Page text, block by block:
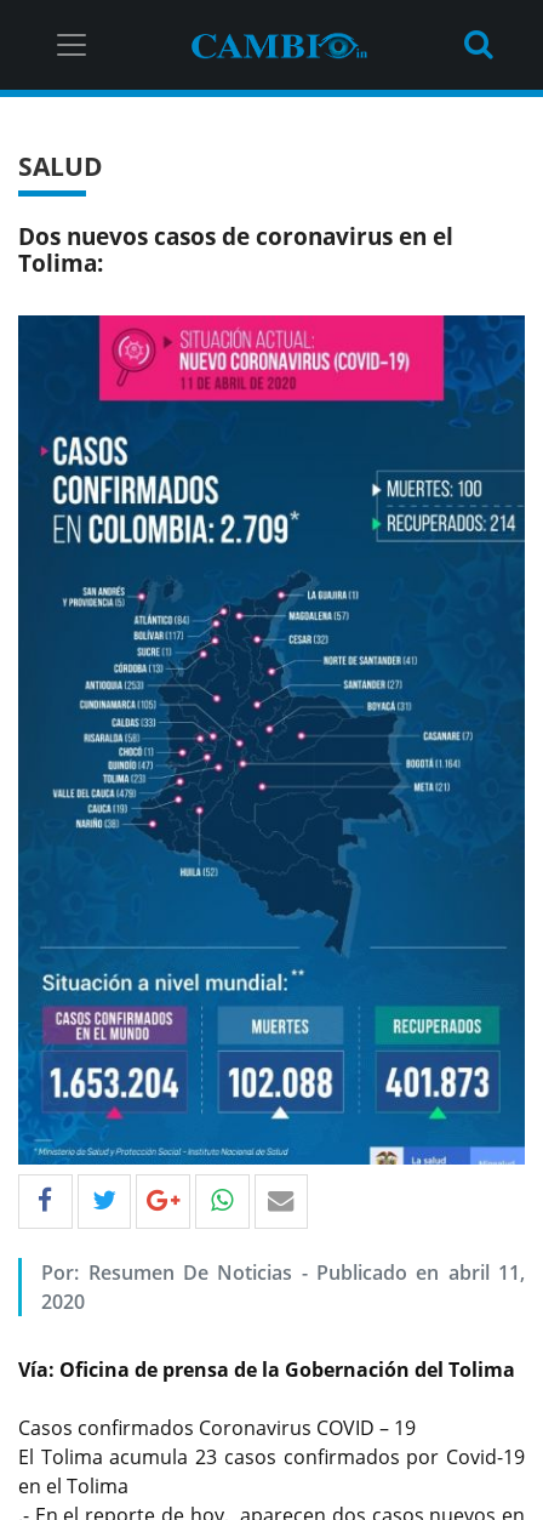
SALUD
Dos nuevos casos de coronavirus en el
Tolima:
Por: Resumen De Noticias - Publicado en abril 11,
2020
Vía: Oficina de prensa de la Gobernación del Tolima
Casos confirmados Coronavirus COVID – 19
El Tolima acumula 23 casos confirmados por Covid-19
en el Tolima